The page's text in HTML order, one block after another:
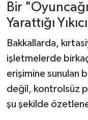
Bir
Yarattığı
Bakkallarda,
işletmelerde birkaç
erişimine sunulan
değil, kontrolsüz
şu şekilde